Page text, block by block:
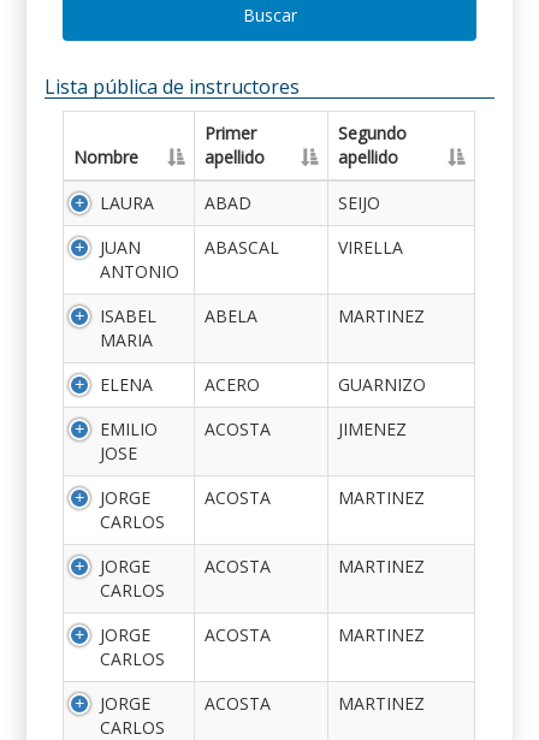
Buscar
Lista pública de instructores
Nombre
Primer
apellido
Segundo
apellido
LAURA
ABAD
SEIJO
JUAN
ANTONIO
ABASCAL VIRELLA
ISABEL
MARIA
ABELA MARTINEZ
ELENA ACERO
GUARNIZO
EMILIO
JOSE
ACOSTA JIMENEZ
JORGE
CARLOS
ACOSTA MARTINEZ
JORGE
CARLOS
ACOSTA MARTINEZ
JORGE
CARLOS
ACOSTA MARTINEZ
JORGE
CARLOS
ACOSTA MARTINEZ